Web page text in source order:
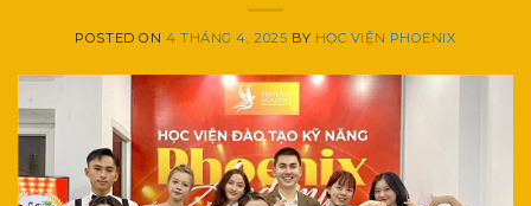
POSTED ON 4 THÁNG 4, 2025 BY HỌC VIỆN PHOENIX